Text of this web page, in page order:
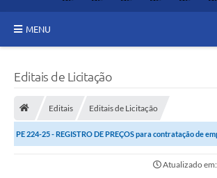
MENU
Editais de Licitação
Editais Editais de Licitação
PE 224-25 - REGISTRO DE PREÇOS para contratação de
fornecimento de óleos lubrificantes, filtros...
Atualizado